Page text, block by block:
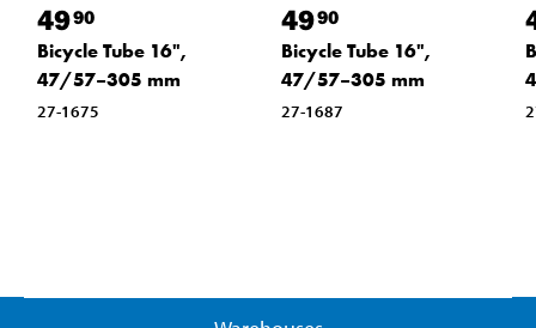
4990
Bicycle Tube 16",
47/57–305 mm
27-1675
4990
Bicycle Tube 16",
47/57–305 mm
27-1687